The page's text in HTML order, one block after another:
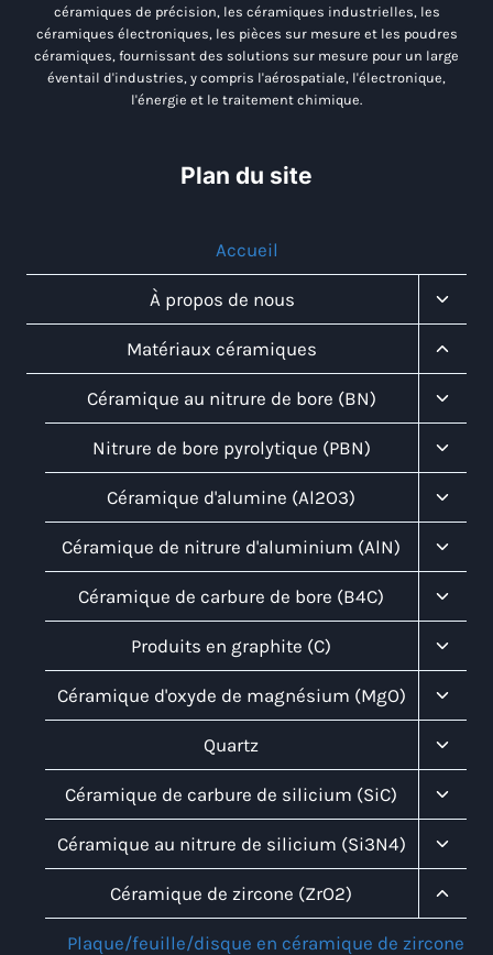
céramiques de précision, les céramiques industrielles, les
céramiques électroniques, les pièces sur mesure et les poudres
céramiques, fournissant des solutions sur mesure pour un large
éventail d'industries, y compris l'aérospatiale, l'électronique,
l'énergie et le traitement chimique.
Plan du site
Accueil
À propos de nous
Child
Menu
Matériaux céramiques
Child
Menu
Céramique au nitrure de bore (BN)
Child
Menu
Nitrure de bore pyrolytique (PBN)
Child
Menu
Céramique d'alumine (Al2O3)
Child
Menu
Céramique de nitrure d'aluminium (AlN)
Child
Menu
Céramique de carbure de bore (B4C)
Child
Menu
Produits en graphite (C)
Child
Menu
Céramique d'oxyde de magnésium (MgO)
Child
Menu
Quartz
Child
Menu
Céramique de carbure de silicium (SiC)
Child
Menu
Céramique au nitrure de silicium (Si3N4)
Child
Menu
Céramique de zircone (ZrO2)
Child
Menu
Plaque/feuille/disque en céramique de zircone